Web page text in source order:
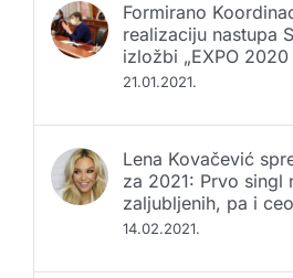
Formirano
realizaciju nastupa
izložbi „EXPO 2020
21.01.2021.
Lena Kovačević
za 2021: Prvo singl
zaljubljenih, pa i
14.02.2021.